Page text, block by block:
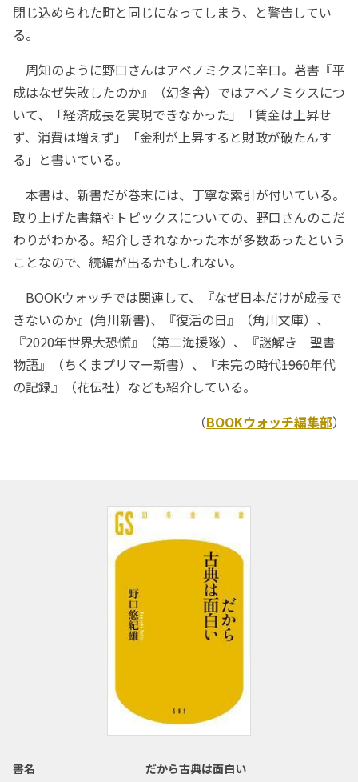
閉じ込められた町と同じになってしまう、と警告してい
る。
周知のように野口さんはアベノミクスに辛口。著書『平
成はなぜ失敗したのか』（幻冬舎）ではアベノミクスにつ
いて、「経済成長を実現できなかった」「賃金は上昇せ
ず、消費は増えず」「金利が上昇すると財政が破たんす
る」と書いている。
本書は、新書だが巻末には、丁寧な索引が付いている。
取り上げた書籍やトピックスについての、野口さんのこだ
わりがわかる。紹介しきれなかった本が多数あったという
ことなので、続編が出るかもしれない。
BOOKウォッチでは関連して、『なぜ日本だけが成長で
きないのか』(角川新書)、『復活の日』（角川文庫）、
『2020年世界大恐慌』（第二海援隊）、『謎解き 聖書
物語』（ちくまプリマー新書）、『未完の時代――1960年代
の記録』（花伝社）なども紹介している。
（BOOKウォッチ編集部）
書名
だから古典は面白い